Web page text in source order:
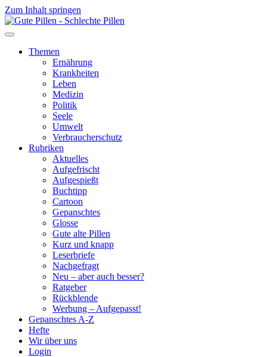
Zum Inhalt springen
Themen
Ernährung
Krankheiten
Leben
Medizin
Politik
Seele
Umwelt
Verbraucherschutz
Rubriken
Aktuelles
Aufgefrischt
Aufgespießt
Buchtipp
Cartoon
Gepanschtes
Glosse
Gute alte Pillen
Kurz und knapp
Leserbriefe
Nachgefragt
Neu – aber auch besser?
Ratgeber
Rückblende
Werbung – Aufgepasst!
Gepanschtes A-Z
Hefte
Wir über uns
Login